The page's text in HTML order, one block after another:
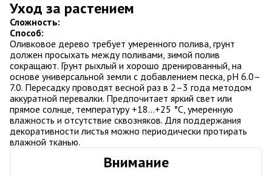
Уход за растением
Сложность:
Способ:
Оливковое дерево требует умеренного полива, грунт
должен просыхать между поливами, зимой полив
сокращают. Грунт рыхлый и хорошо дренированный, на
основе универсальной земли с добавлением песка, pH 6.0–
7.0. Пересадку проводят весной раз в 2–3 года методом
аккуратной перевалки. Предпочитает яркий свет или
прямое солнце, температуру +18…+25 °C, умеренную
влажность и отсутствие сквозняков. Для поддержания
декоративности листья можно периодически протирать
влажной тканью.
Внимание